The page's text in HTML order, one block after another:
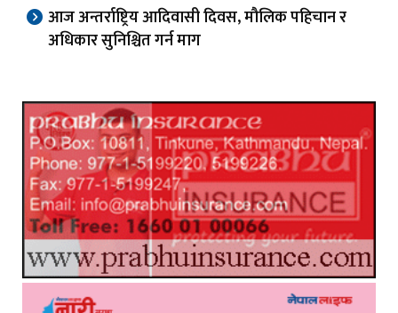
आज अन्तर्राष्ट्रिय आदिवासी दिवस, मौलिक पहिचान र
अधिकार सुनिश्चित गर्न माग